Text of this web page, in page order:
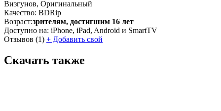
Визгунов, Оригинальный
Качество: BDRip
Возраст:зрителям, достигшим 16 лет
Доступно на: iPhone, iPad, Android и SmartTV
Отзывов (1) + Добавить свой
Скачать также